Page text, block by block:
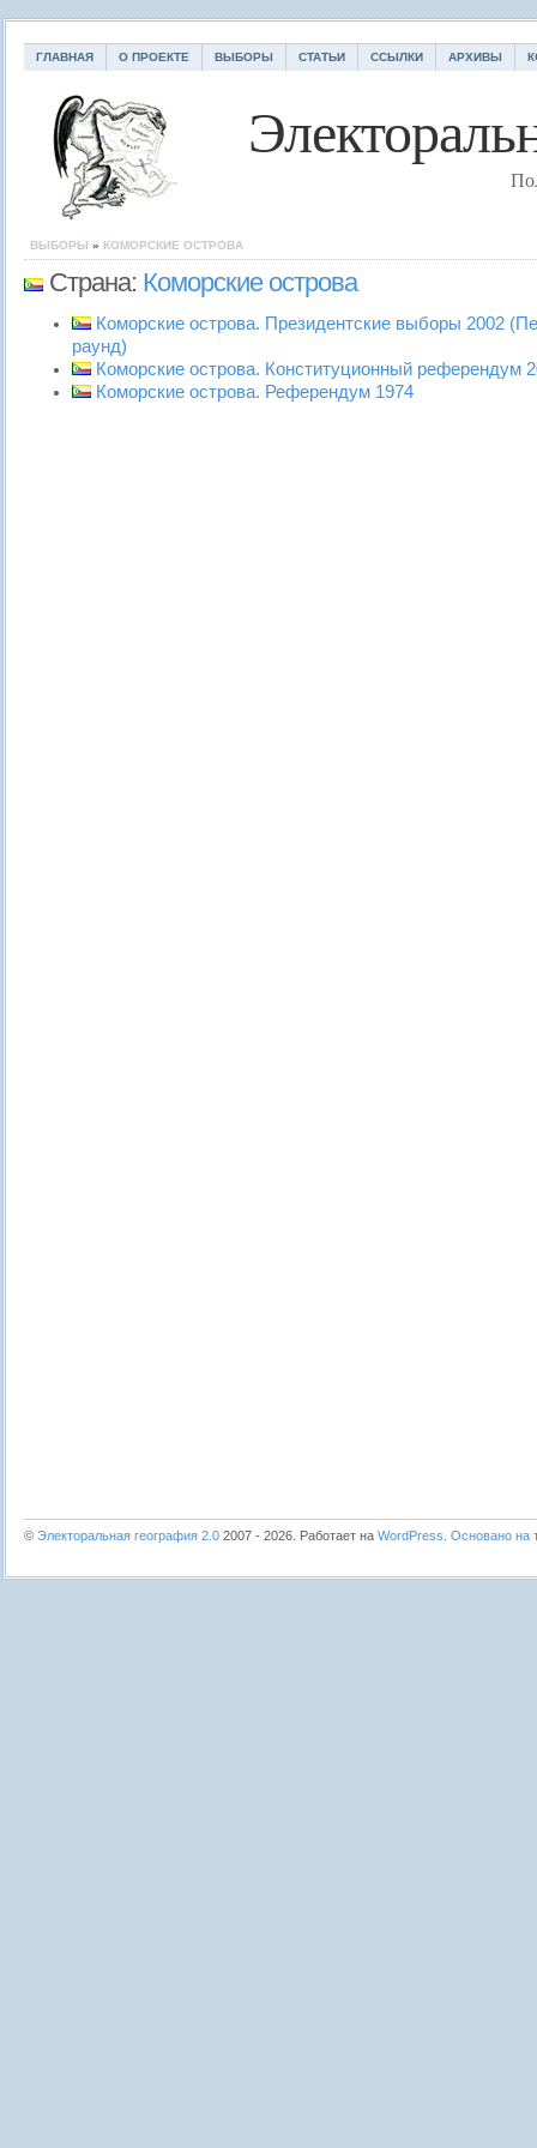
ГЛАВНАЯ О ПРОЕКТЕ ВЫБОРЫ СТАТЬИ ССЫЛКИ АРХИВЫ
ВЫБОРЫ » КОМОРСКИЕ ОСТРОВА
Страна: Коморские острова
Коморские острова. Президентские выборы 2002
раунд)
Коморские острова. Конституционный референдум
Коморские острова. Референдум 1974
© Электоральная география 2.0 2007 - 2026. Работает на WordPress Основано на